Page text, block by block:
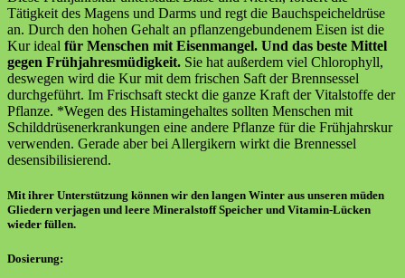
Tätigkeit des Magens und Darms und regt die Bauchspeicheldrüse
an. Durch den hohen Gehalt an pflanzengebundenem Eisen ist die
Kur ideal für Menschen mit Eisenmangel. Und das beste Mittel
gegen Frühjahresmüdigkeit. Sie hat außerdem viel Chlorophyll,
deswegen wird die Kur mit dem frischen Saft der Brennsessel
durchgeführt. Im Frischsaft steckt die ganze Kraft der Vitalstoffe der
Pflanze. *Wegen des Histamingehaltes sollten Menschen mit
Schilddrüsenerkrankungen eine andere Pflanze für die Frühjahrskur
verwenden. Gerade aber bei Allergikern wirkt die Brennessel
desensibilisierend.
Mit ihrer Unterstützung können wir den langen Winter aus unseren müden
Gliedern verjagen und leere Mineralstoff Speicher und Vitamin-Lücken
wieder füllen.
Dosierung: